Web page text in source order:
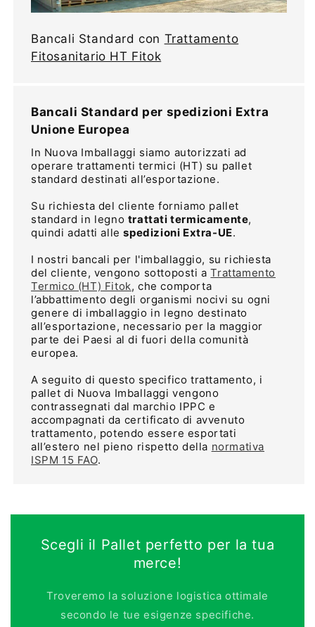
Bancali Standard con Trattamento
Fitosanitario HT Fitok
Bancali Standard per spedizioni Extra
Unione Europea
In Nuova Imballaggi siamo autorizzati ad
operare trattamenti termici (HT) su pallet
standard destinati all’esportazione.
Su richiesta del cliente forniamo pallet
standard in legno trattati termicamente,
quindi adatti allespedizioni Extra-UE.
I nostri bancali per l'imballaggio, su richiesta
del cliente, vengono sottoposti aTrattamento
Termico (HT) Fitok, che comporta
l’abbattimento degli organismi nocivi su ogni
genere di imballaggio in legno destinato
all’esportazione, necessario per la maggior
parte dei Paesi al di fuori della comunità
europea.
A seguito di questo specifico trattamento, i
pallet di Nuova Imballaggi vengono
contrassegnati dal marchio IPPC e
accompagnati da certificato di avvenuto
trattamento, potendo essere esportati
all’estero nel pieno rispetto della normativa
ISPM 15 FAO.
Scegli il Pallet perfetto per la tua
merce!
Troveremo la soluzione logistica ottimale
secondo le tue esigenze specifiche.